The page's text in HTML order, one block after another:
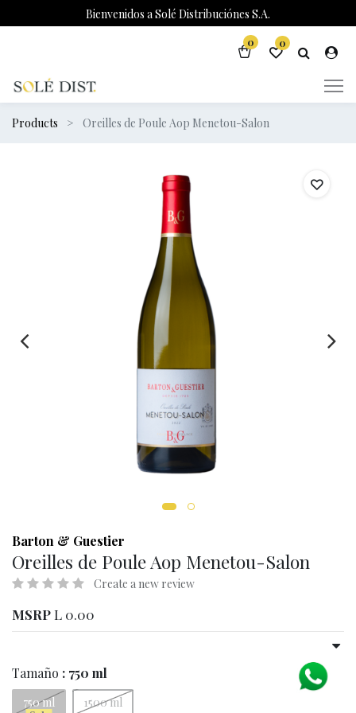
Bienvenidos a Solé Distribuciónes S.A.
0 0
Products Oreilles de Poule Aop Menetou-Salon
Barton & Guestier
Oreilles de Poule Aop Menetou-Salon
Create a new review
MSRPL 0.00
Tamaño : 750 ml
750 ml 1500 ml